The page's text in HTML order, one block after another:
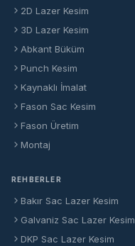
2D Lazer Kesim
3D Lazer Kesim
Abkant Büküm
Punch Kesim
Kaynaklı İmalat
Fason Sac Kesim
Fason Üretim
Montaj
REHBERLER
Bakır Sac Lazer Kesim
Galvaniz Sac Lazer Kesim
DKP Sac Lazer Kesim